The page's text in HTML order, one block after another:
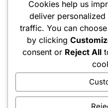
Cookies help us
deliver
traffic. You can
by clicking
consent or Reject All